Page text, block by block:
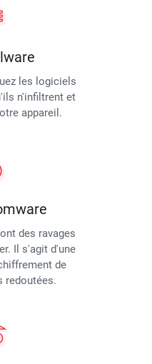
les logiciels
n'infiltrent et
appareil.
des ravages
Il s'agit d'une
de
redoutées.